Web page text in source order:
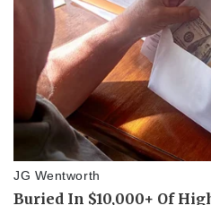
Doanh nghiệp
Thông tin doanh nghiệp
Doanh nghiệp 24h
Doanh nhân
Vì cộng đồng